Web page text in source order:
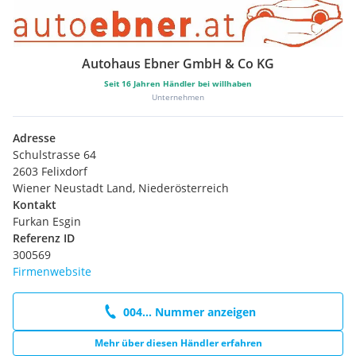
Autohaus Ebner GmbH & Co KG
Seit 16 Jahren Händler bei willhaben
Unternehmen
Adresse
Schulstrasse 64
2603 Felixdorf
Wiener Neustadt Land, Niederösterreich
Kontakt
Furkan Esgin
Referenz ID
300569
Firmenwebsite
004... Nummer anzeigen
Mehr über diesen Händler erfahren